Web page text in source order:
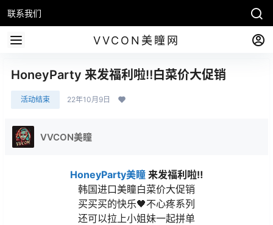
联系我们
VVCON美瞳网
HoneyParty 来发福利啦‼白菜价大促销
活动结束 22年10月9日
VVCON美瞳
HoneyParty美瞳 来发福利啦‼
韩国进口美瞳白菜价大促销
买买买的快乐🖤不心疼系列
还可以拉上小姐妹一起拼单